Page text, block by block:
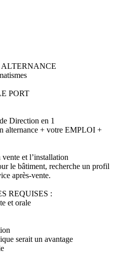
ALTERNANCE
PORT
Direction en 1
alternance + votre EMPLOI +
et l’installation
le bâtiment, recherche un profil
après-vente.
REQUISES :
et orale
serait un avantage